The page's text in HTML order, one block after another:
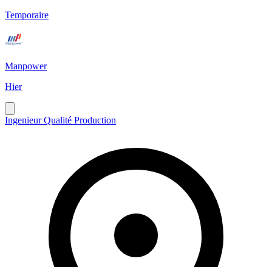
Temporaire
Manpower
Hier
Ingenieur Qualité Production